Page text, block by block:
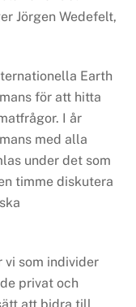
Jörgen Wedefelt,
Earth
för att hitta
I år
med alla
under det som
timme diskutera
vi som individer
privat och